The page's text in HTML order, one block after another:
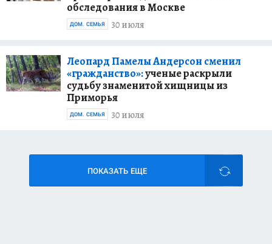
обследования в Москве
30 июля
ДОМ. СЕМЬЯ
Леопард Памелы Андерсон сменил
«гражданство»:ученые раскрыли
судьбу знаменитой хищницы из
Приморья
30 июля
ДОМ. СЕМЬЯ
ПОКАЗАТЬ ЕЩЕ